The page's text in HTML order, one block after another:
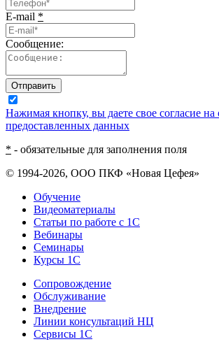
E-mail *
Сообщение:
Отправить
Нажимая кнопку, вы даете свое согласие на
предоставленных данных
* - обязательные для заполнения поля
© 1994-2026, ООО ПКФ «Новая Цефея»
Обучение
Видеоматериалы
Статьи по работе с 1С
Вебинары
Семинары
Курсы 1С
Сопровождение
Обслуживание
Внедрение
Линии консультаций НЦ
Сервисы 1С